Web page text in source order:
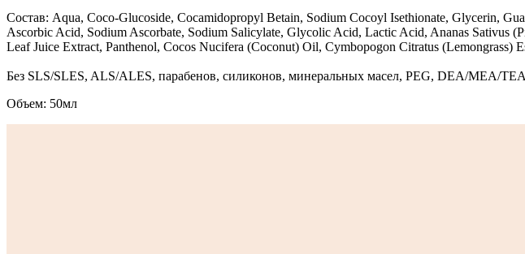
Состав: Aqua, Coco-Glucoside, Cocamidopropyl Betain, Sodium Cocoyl Isethionate, Glycerin,
Ascorbic Acid, Sodium Ascorbate, Sodium Salicylate, Glycolic Acid, Lactic Acid, Ananas Sativus
Leaf Juice Extract, Panthenol, Cocos Nucifera (Coconut) Oil, Cymbopogon Сitratus
Без SLS/SLES, ALS/ALES, парабенов, силиконов, минеральных масел, PEG, DEA/MEA/
Объем: 50мл